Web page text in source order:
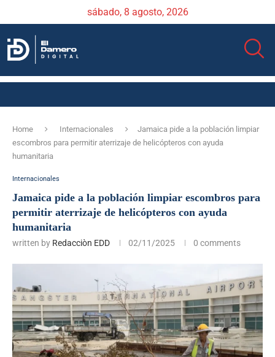
sábado, 8 agosto, 2026
Home Internacionales
Jamaica pide a la población limpiar
escombros para permitir aterrizaje de helicópteros con ayuda
humanitaria
Internacionales
Jamaica pide a la población limpiar escombros para
permitir aterrizaje de helicópteros con ayuda
humanitaria
written by Redacciòn EDD 02/11/2025 0 comments